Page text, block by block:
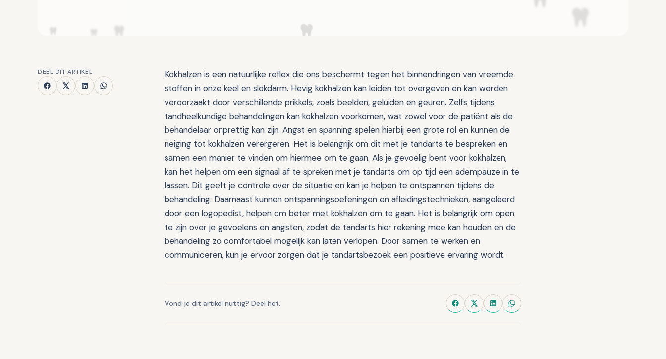
DEEL DIT ARTIKEL
Kokhalzen is een natuurlijke reflex die ons beschermt tegen het binnendringen van vreemde
stoffen in onze keel en slokdarm. Hevig kokhalzen kan leiden tot overgeven en kan worden
veroorzaakt door verschillende prikkels, zoals beelden, geluiden en geuren. Zelfs tijdens
tandheelkundige behandelingen kan kokhalzen voorkomen, wat zowel voor de patiënt als de
behandelaar onprettig kan zijn. Angst en spanning spelen hierbij een grote rol en kunnen de
neiging tot kokhalzen verergeren. Het is belangrijk om dit met je tandarts te bespreken en
samen een manier te vinden om hiermee om te gaan. Als je gevoelig bent voor kokhalzen,
kan het helpen om een signaal af te spreken met je tandarts om op tijd een adempauze in te
lassen. Dit geeft je controle over de situatie en kan je helpen te ontspannen tijdens de
behandeling. Daarnaast kunnen ontspanningsoefeningen en afleidingstechnieken, aangeleerd
door een logopedist, helpen om beter met kokhalzen om te gaan. Het is belangrijk om open
te zijn over je gevoelens en angsten, zodat de tandarts hier rekening mee kan houden en de
behandeling zo comfortabel mogelijk kan laten verlopen. Door samen te werken en
communiceren, kun je ervoor zorgen dat je tandartsbezoek een positieve ervaring wordt.
Vond je dit artikel nuttig? Deel het.